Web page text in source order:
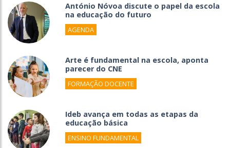
António Nóvoa discute o papel da escola
na educação do futuro
AGENDA
Arte é fundamental na escola, aponta
parecer do CNE
FORMAÇÃO DOCENTE
Ideb avança em todas as etapas da
educação básica
ENSINO FUNDAMENTAL